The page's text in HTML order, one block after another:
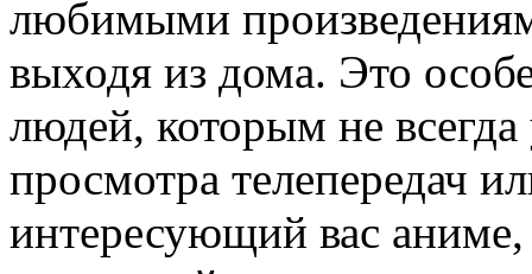
любимыми
выходя из дома. Это
людей, которым не всегда
просмотра телепередач
интересующий вас аниме,